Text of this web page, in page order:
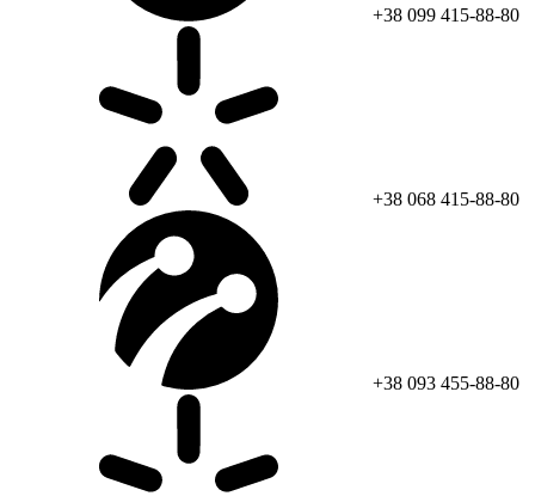
+38 099 415-88-80
+38 068 415-88-80
+38 093 455-88-80